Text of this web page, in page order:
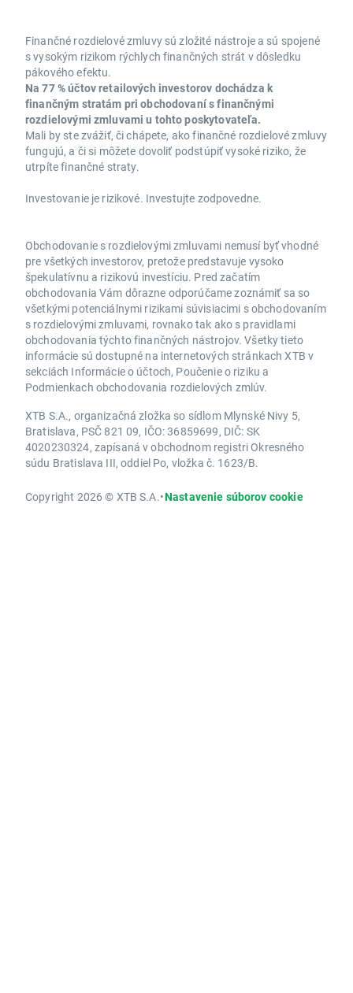
Finančné rozdielové zmluvy sú zložité nástroje a sú spojené
s vysokým rizikom rýchlych finančných strát v dôsledku
pákového efektu.
Na 77 % účtov retailových investorov dochádza k
finančným stratám pri obchodovaní s finančnými
rozdielovými zmluvami u tohto poskytovateľa.
Mali by ste zvážiť, či chápete, ako finančné rozdielové zmluvy
fungujú, a či si môžete dovoliť podstúpiť vysoké riziko, že
utrpíte finančné straty.
Investovanie je rizikové. Investujte zodpovedne.
Obchodovanie s rozdielovými zmluvami nemusí byť vhodné
pre všetkých investorov, pretože predstavuje vysoko
špekulatívnu a rizikovú investíciu. Pred začatím
obchodovania Vám dôrazne odporúčame zoznámiť sa so
všetkými potenciálnymi rizikami súvisiacimi s obchodovaním
s rozdielovými zmluvami, rovnako tak ako s pravidlami
obchodovania týchto finančných nástrojov. Všetky tieto
informácie sú dostupné na internetových stránkach XTB v
sekciách Informácie o účtoch, Poučenie o riziku a
Podmienkach obchodovania rozdielových zmlúv.
XTB S.A., organizačná zložka so sídlom Mlynské Nivy 5,
Bratislava, PSČ 821 09, IČO: 36859699, DIČ: SK
4020230324, zapísaná v obchodnom registri Okresného
súdu Bratislava III, oddiel Po, vložka č. 1623/B.
Copyright 2026 © XTB S.A.•Nastavenie súborov cookie